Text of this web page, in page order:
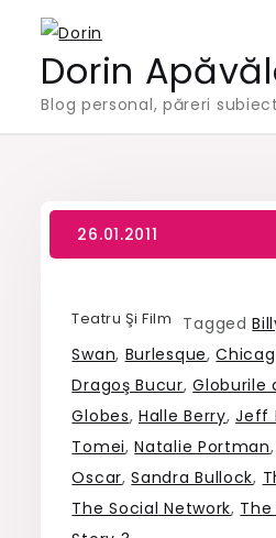
contentDorin
Blog personal, păreri
Teatru Şi Film Tagged
Swan, Burlesque,
Dragoş Bucur,Globurile
Globes,Halle Berry,Jeff
Tomei,Natalie Portman
Oscar,Sandra Bullock,
The Social Network, The